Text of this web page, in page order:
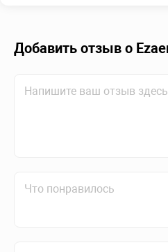
Добавить отзыв о